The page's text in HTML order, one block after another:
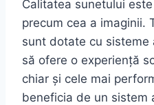
Calitatea sunetului
precum cea a imaginii.
sunt dotate cu sisteme
să ofere o experiență
chiar și cele mai
beneficia de un sistem